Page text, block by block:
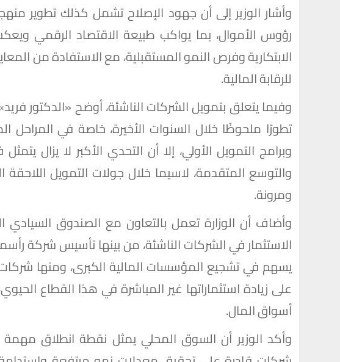
وأشار الوزير إلى أن جهود الإصلاح تشمل كذلك تطوير
رؤوس الأموال، بما يواكب طبيعة الاقتصاد الرقمي
الابتكارية وفرص النمو المستقبلية، مع الاستفادة من
للرقابة المالية.
وفيما يتعلق بتمويل الشركات الناشئة، أوضح «الدكتور
تطورًا ملحوظًا خلال السنوات الأخيرة، خاصة في المراحل
وبرامج التمويل الأولي، إلا أن التحدي الأكبر لا يزال
والتوسع المتقدمة، لاسيما خلال جولات التمويل اللاحقة
ومرونة.
وأضاف أن الوزارة تعمل بالتعاون مع الصندوق
الاستثمار في الشركات الناشئة، من بينها تأسيس شركة
يسهم في تشجيع المؤسسات المالية الكبرى، ومنها شركات
على زيادة استثماراتها غير المباشرة في هذا القطاع
أسواق المال.
وأكد الوزير أن السوق المحلي يمثل نقطة انطلاق مهمة